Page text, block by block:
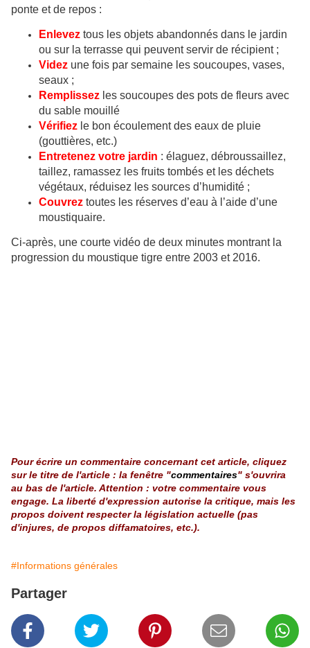
ponte et de repos :
Enlevez tous les objets abandonnés dans le jardin
ou sur la terrasse qui peuvent servir de récipient ;
Videz une fois par semaine les soucoupes, vases,
seaux ;
Remplissez les soucoupes des pots de fleurs avec
du sable mouillé
Vérifiez le bon écoulement des eaux de pluie
(gouttières, etc.)
Entretenez votre jardin : élaguez, débroussaillez,
taillez, ramassez les fruits tombés et les déchets
végétaux, réduisez les sources d’humidité ;
Couvrez toutes les réserves d’eau à l’aide d’une
moustiquaire.
Ci-après, une courte vidéo de deux minutes montrant la
progression du moustique tigre entre 2003 et 2016.
Pour écrire un commentaire concernant cet article, cliquez
sur le titre de l'article : la fenêtre "commentaires" s'ouvrira
au bas de l'article. Attention : votre commentaire vous
engage. La liberté d'expression autorise la critique, mais les
propos doivent respecter la législation actuelle (pas
d'injures, de propos diffamatoires, etc.).
#Informations générales
Partager